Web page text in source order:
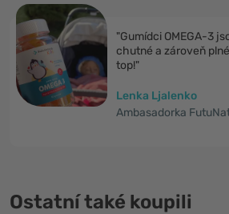
"Gumídci OMEGA-3
chutné a zároveň
top!"
Lenka Ljalenko
Ambasadorka
Ostatní také koupili